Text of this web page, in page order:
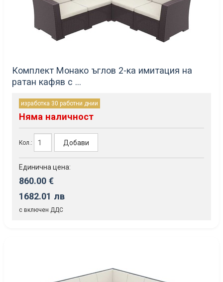
Комплект Монако ъглов 2-ка имитация на
ратан кафяв с ...
изработка 30 работни днии
Няма наличност
Кол.: Добави
Единична цена:
860.00 €
1682.01 лв
с включен ДДС